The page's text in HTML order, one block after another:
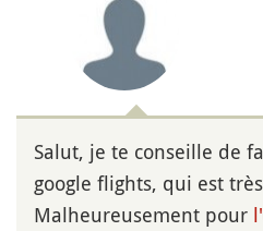
Salut, je te conseille de
google flights, qui est
Malheureusement pour